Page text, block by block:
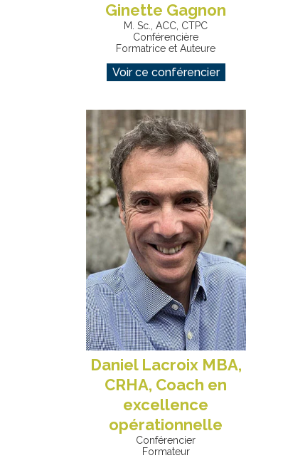
Ginette Gagnon
M. Sc., ACC, CTPC
Conférencière
Formatrice et Auteure
Voir ce conférencier
Daniel Lacroix MBA,
CRHA, Coach en
excellence
opérationnelle
Conférencier
Formateur